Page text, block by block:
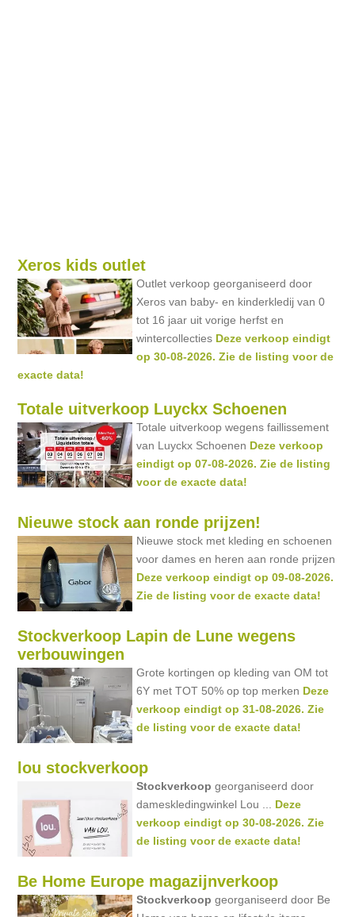
Xeros kids outlet
Outlet verkoop georganiseerd door
Xeros van baby- en kinderkledij van 0
tot 16 jaar uit vorige herfst en
wintercollecties Deze verkoop eindigt
op 30-08-2026. Zie de listing voor de
exacte data!
Totale uitverkoop Luyckx Schoenen
Totale uitverkoop wegens faillissement
van Luyckx Schoenen Deze verkoop
eindigt op 07-08-2026. Zie de listing
voor de exacte data!
Nieuwe stock aan ronde prijzen!
Nieuwe stock met kleding en schoenen
voor dames en heren aan ronde prijzen
Deze verkoop eindigt op 09-08-2026.
Zie de listing voor de exacte data!
Stockverkoop Lapin de Lune wegens
verbouwingen
Grote kortingen op kleding van OM tot
6Y met TOT 50% op top merken Deze
verkoop eindigt op 31-08-2026. Zie
de listing voor de exacte data!
lou stockverkoop
Stockverkoop georganiseerd door
dameskledingwinkel Lou ... Deze
verkoop eindigt op 30-08-2026. Zie
de listing voor de exacte data!
Be Home Europe magazijnverkoop
Stockverkoop georganiseerd door Be